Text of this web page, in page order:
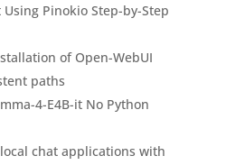
Pinokio Step-by-Step
of Open-WebUI
paths
4-E4B-it No Python
chat applications with